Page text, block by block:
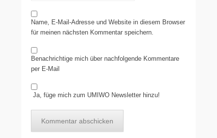
Name, E-Mail-Adresse und Website in diesem Browser
für meinen nächsten Kommentar speichern.
Benachrichtige mich über nachfolgende Kommentare
per E-Mail
Ja, füge mich zum UMIWO Newsletter hinzu!